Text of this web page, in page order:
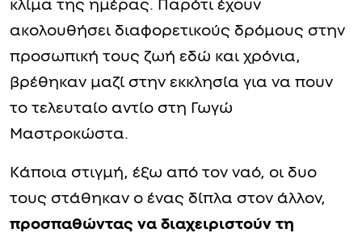
κλίμα της ημέρας. Παρότι έχουν
ακολουθήσει διαφορετικούς δρόμους στην
προσωπική τους ζωή εδώ και χρόνια,
βρέθηκαν μαζί στην εκκλησία για να πουν
το τελευταίο αντίο στη Γωγώ
Μαστροκώστα.
Κάποια στιγμή, έξω από τον ναό, οι δυο
τους στάθηκαν ο ένας δίπλα στον άλλον,
προσπαθώντας να διαχειριστούν τη